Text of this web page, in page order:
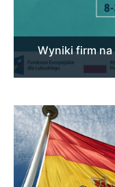
Wyniki firm